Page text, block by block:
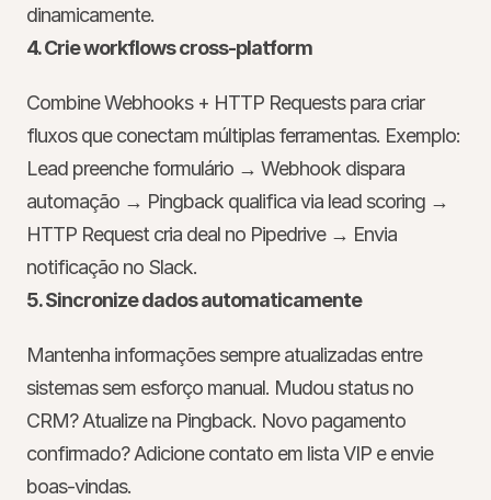
dinamicamente.
4. Crie workflows cross-platform
Combine Webhooks + HTTP Requests para criar
fluxos que conectam múltiplas ferramentas. Exemplo:
Lead preenche formulário → Webhook dispara
automação → Pingback qualifica via lead scoring →
HTTP Request cria deal no Pipedrive → Envia
notificação no Slack.
5. Sincronize dados automaticamente
Mantenha informações sempre atualizadas entre
sistemas sem esforço manual. Mudou status no
CRM? Atualize na Pingback. Novo pagamento
confirmado? Adicione contato em lista VIP e envie
boas-vindas.